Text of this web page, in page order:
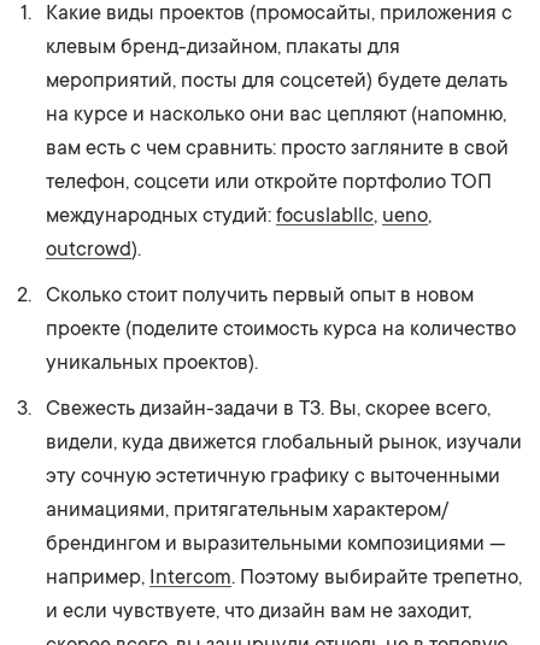
Какие виды проектов (промосайты, приложения с
клевым бренд-дизайном, плакаты для
мероприятий, посты для соцсетей) будете делать
на курсе и насколько они вас цепляют (напомню,
вам есть с чем сравнить: просто загляните в свой
телефон, соцсети или откройте портфолио ТОП
международных студий: focuslabllc, ueno,
outcrowd).
Сколько стоит получить первый опыт в новом
проекте (поделите стоимость курса на количество
уникальных проектов).
Свежесть дизайн-задачи в ТЗ. Вы, скорее всего,
видели, куда движется глобальный рынок, изучали
эту сочную эстетичную графику с выточенными
анимациями, притягательным характером/
брендингом и выразительными композициями —
например, Intercom. Поэтому выбирайте трепетно,
и если чувствуете, что дизайн вам не заходит,